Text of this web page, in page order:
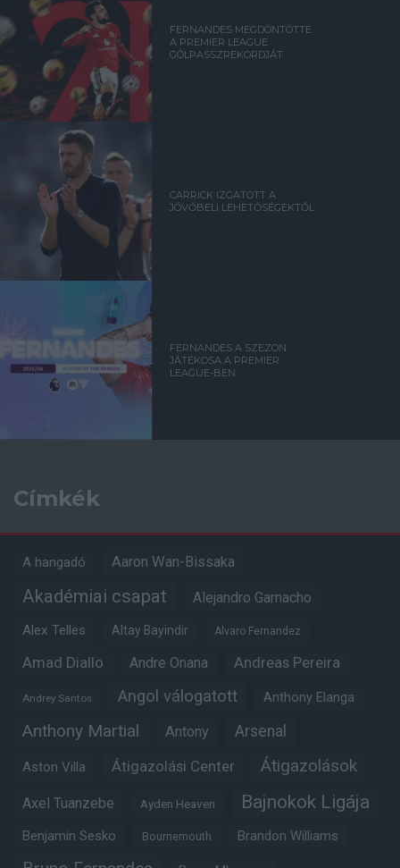
FERNANDES MEGDÖNTÖTTE
A PREMIER LEAGUE
GÓLPASSZREKORDJÁT
CARRICK IZGATOTT A
JÖVŐBELI LEHETŐSÉGEKTŐL
FERNANDES A SZEZON
JÁTÉKOSA A PREMIER
LEAGUE-BEN
Címkék
A hangadó Aaron Wan-Bissaka
Akadémiai csapat Alejandro Garnacho
Alex Telles Altay Bayindir Alvaro Fernandez
Amad Diallo Andre Onana Andreas Pereira
Andrey Santos Angol válogatott Anthony Elanga
Anthony Martial Antony Arsenal
Aston Villa Átigazolási Center Átigazolások
Axel Tuanzebe Ayden Heaven Bajnokok Ligája
Benjamin Sesko Bournemouth Brandon Williams